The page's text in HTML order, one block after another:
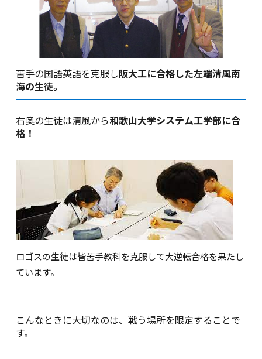
苦手の国語英語を克服し阪大工に合格した左端清風南
海の生徒。
右奥の生徒は清風から和歌山大学システム工学部に合
格！
ロゴスの生徒は皆苦手教科を克服して大逆転合格を果たし
ています。
こんなときに大切なのは、戦う場所を限定することで
す。